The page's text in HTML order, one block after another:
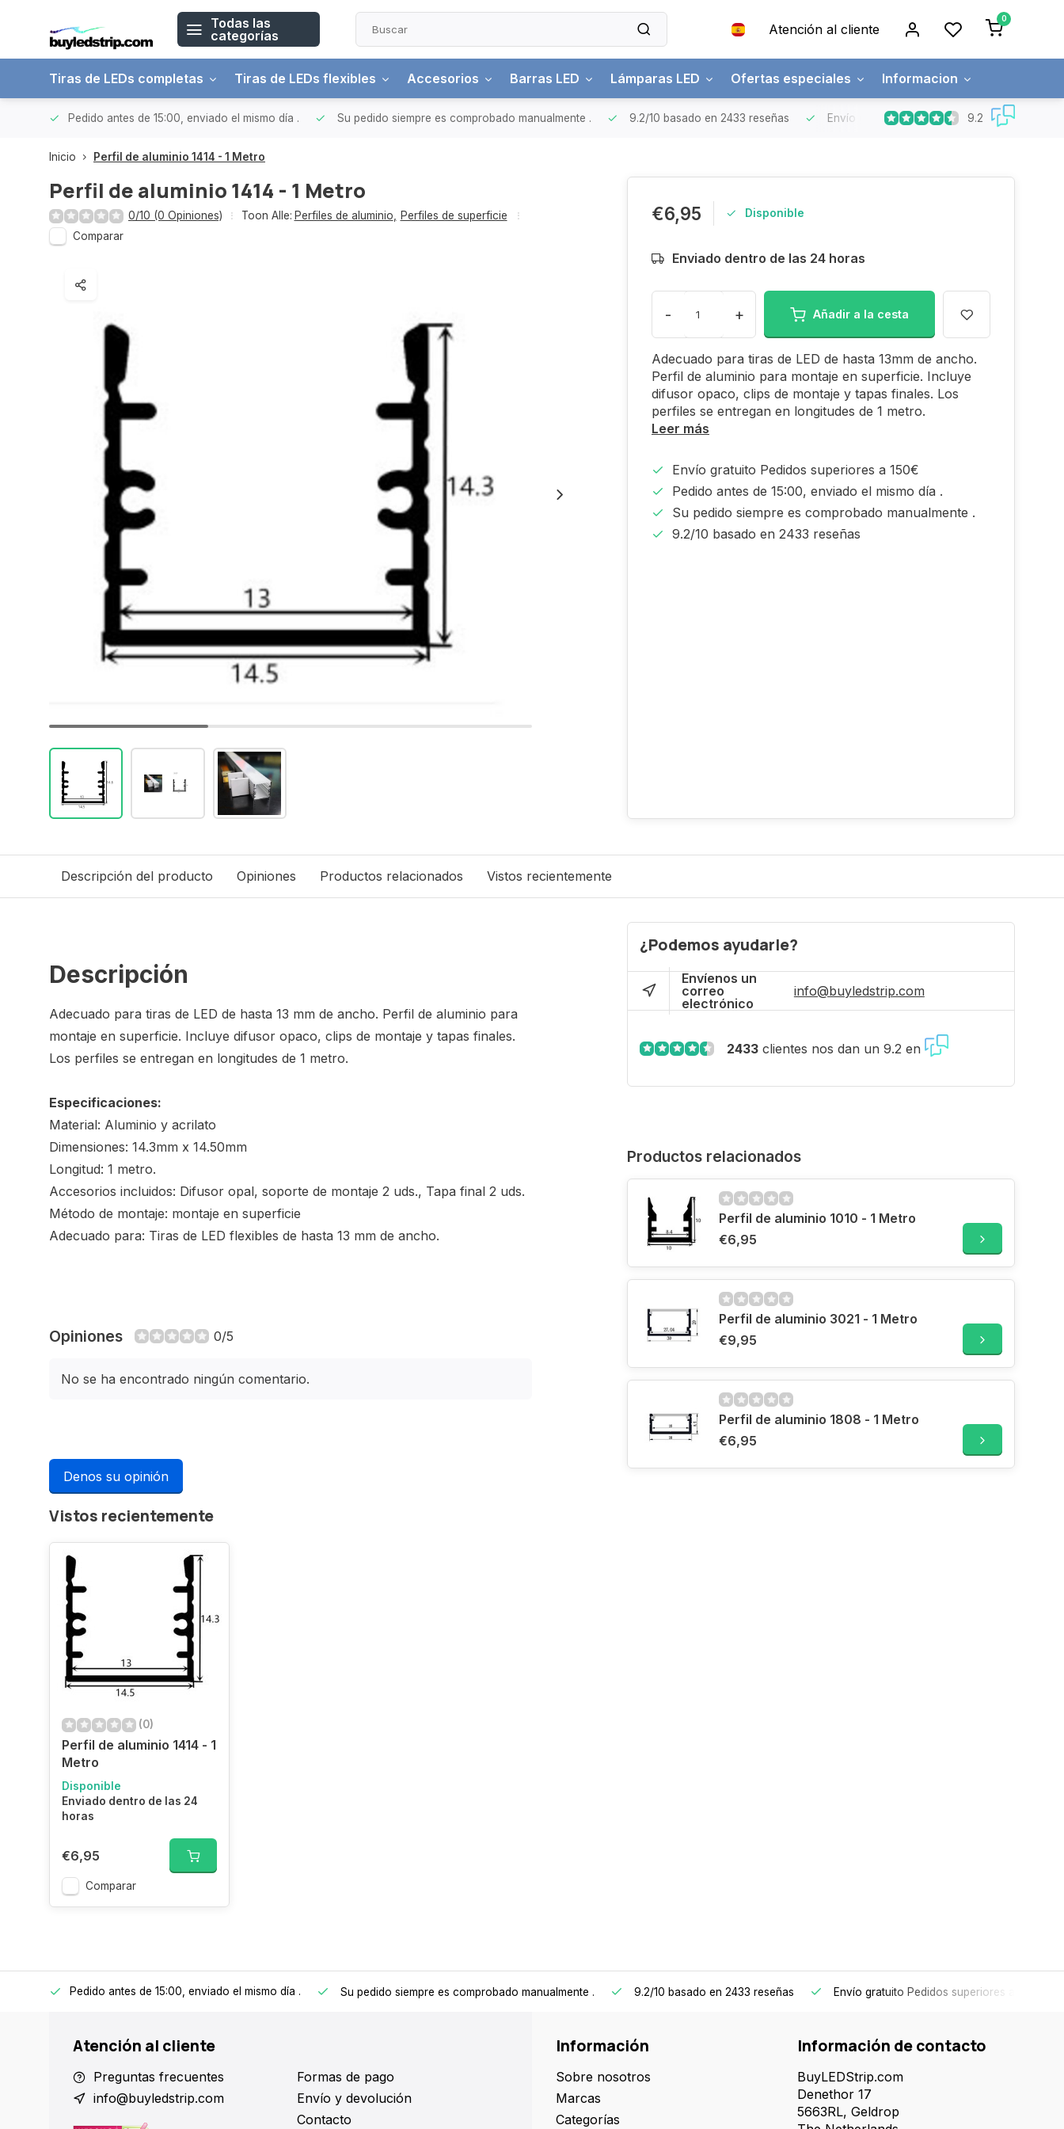
Todas las
categorías
Atención al cliente
0
Tiras de LEDs completas Tiras de LEDs flexibles Accesorios Barras LED Lámparas LED Ofertas especiales Informacion
Pedido antes de 15:00, enviado el mismo día . Su pedido siempre es comprobado manualmente . 9.2/10 basado en 2433 reseñas Envío gratuitoPedidos superiores a 150€
9.2
Inicio Perfil de aluminio 1414 - 1 Metro
Perfil de aluminio 1414 - 1 Metro
0/10 (0 Opiniones) Toon Alle: Perfiles de aluminio
Perfiles de superficie
Comparar
€6,95 Disponible
Enviado dentro de las 24 horas
- + Añadir a la cesta
Adecuado para tiras de LED de hasta 13mm de ancho.
Perfil de aluminio para montaje en superficie. Incluye
difusor opaco, clips de montaje y tapas finales. Los
perfiles se entregan en longitudes de 1 metro.
Leer más
Envío gratuito Pedidos superiores a 150€
Pedido antes de 15:00, enviado el mismo día .
Su pedido siempre es comprobado manualmente .
9.2/10 basado en 2433 reseñas
Descripción del producto Opiniones Productos relacionados Vistos recientemente
Descripción
Adecuado para tiras de LED de hasta 13 mm de ancho. Perfil de aluminio para
montaje en superficie. Incluye difusor opaco, clips de montaje y tapas finales.
Los perfiles se entregan en longitudes de 1 metro.
Especificaciones:
Material: Aluminio y acrilato
Dimensiones: 14.3mm x 14.50mm
Longitud: 1 metro.
Accesorios incluidos: Difusor opal, soporte de montaje 2 uds., Tapa final 2 uds.
Método de montaje: montaje en superficie
Adecuado para: Tiras de LED flexibles de hasta 13 mm de ancho.
Opiniones 0/5
No se ha encontrado ningún comentario.
Denos su opinión
¿Podemos ayudarle?
Envíenos un
correo
electrónico
info@buyledstrip.com
2433 clientes nos dan un 9.2 en
Productos relacionados
Perfil de aluminio 1010 - 1 Metro
€6,95
Perfil de aluminio 3021 - 1 Metro
€9,95
Perfil de aluminio 1808 - 1 Metro
€6,95
Vistos recientemente
(0)
Perfil de aluminio 1414 - 1
Metro
Disponible
Enviado dentro de las 24
horas
€6,95
Comparar
Pedido antes de 15:00, enviado el mismo día . Su pedido siempre es comprobado manualmente . 9.2/10 basado en 2433 reseñas Envío gratuito Pedidos superiores a 150€
Atención al cliente
Preguntas frecuentes
info@buyledstrip.com
Formas de pago
Envío y devolución
Contacto
Información
Sobre nosotros
Marcas
Categorías
Información de contacto
BuyLEDStrip.com
Denethor 17
5663RL, Geldrop